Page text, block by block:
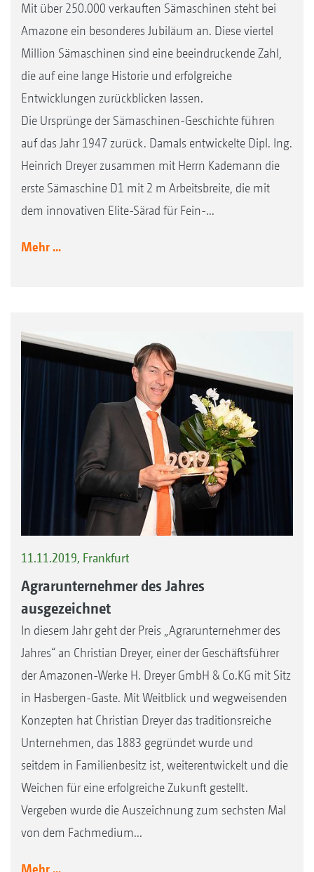
Mit über 250.000 verkauften Sämaschinen steht bei
Amazone ein besonderes Jubiläum an. Diese viertel
Million Sämaschinen sind eine beeindruckende Zahl,
die auf eine lange Historie und erfolgreiche
Entwicklungen zurückblicken lassen.
Die Ursprünge der Sämaschinen-Geschichte führen
auf das Jahr 1947 zurück. Damals entwickelte Dipl. Ing.
Heinrich Dreyer zusammen mit Herrn Kademann die
erste Sämaschine D1 mit 2 m Arbeitsbreite, die mit
dem innovativen Elite-Särad für Fein-...
Mehr ...
11.11.2019, Frankfurt
Agrarunternehmer des Jahres
ausgezeichnet
In diesem Jahr geht der Preis „Agrarunternehmer des
Jahres“ an Christian Dreyer, einer der Geschäftsführer
der Amazonen-Werke H. Dreyer GmbH & Co.KG mit Sitz
in Hasbergen-Gaste. Mit Weitblick und wegweisenden
Konzepten hat Christian Dreyer das traditionsreiche
Unternehmen, das 1883 gegründet wurde und
seitdem in Familienbesitz ist, weiterentwickelt und die
Weichen für eine erfolgreiche Zukunft gestellt.
Vergeben wurde die Auszeichnung zum sechsten Mal
von dem Fachmedium...
Mehr ...